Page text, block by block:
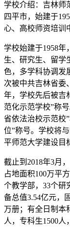
学校介绍：吉林师
四平市，始建于
心、高校师资培训
学校始建于1958
生、研究生、留学
色，多学科协调发
次被中共吉林省委
年，学校先后被吉
范化示范学校”称
省依法治校示范校
位”称号。学校将
平师范大学建设目
截止到2018年3月
占地面积100万平
个教学部，33个研
备总值3.54亿元，
万册；有全日制本
人，专科生1500人